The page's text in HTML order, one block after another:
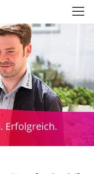
Erfolgreich.